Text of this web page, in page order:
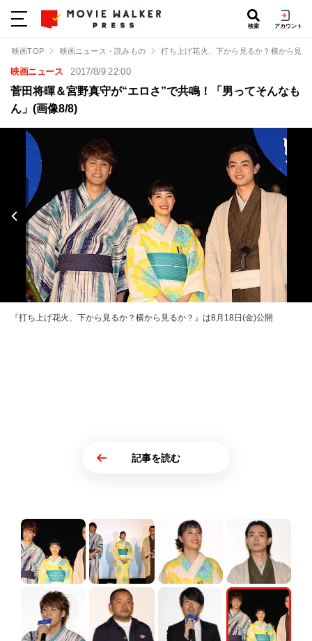
検索 アカウント
映画TOP 映画ニュース・読みもの 打ち上げ花火、下から見るか？横から見る
映画ニュース 2017/8/9 22:00
菅田将暉＆宮野真守が“エロさ”で共鳴！「男ってそんなも
ん」(画像8/8)
『打ち上げ花火、下から見るか？横から見るか？』は8月18日(金)公開
記事を読む